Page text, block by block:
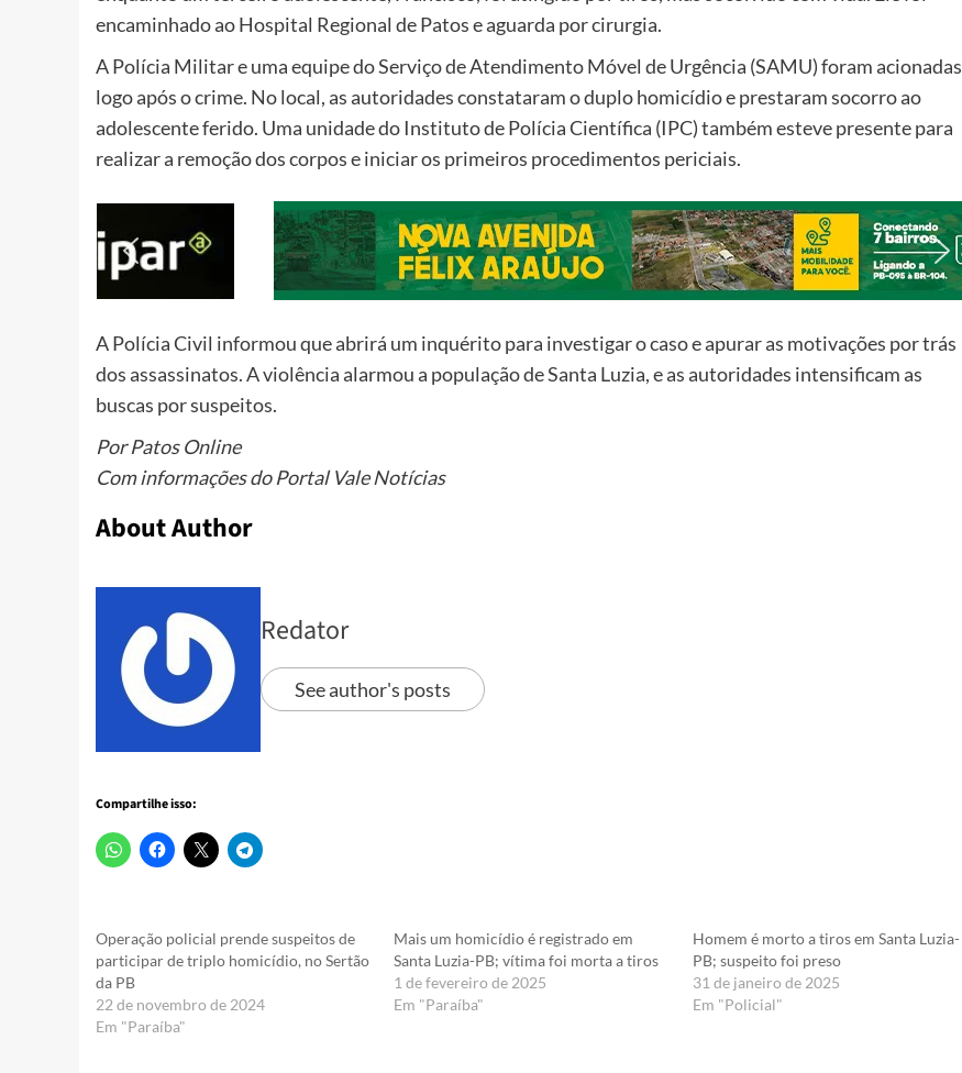
encaminhado ao Hospital Regional de Patos e aguarda por cirurgia.
A Polícia Militar e uma equipe do Serviço de Atendimento Móvel de Urgência (SAMU) foram acionadas
logo após o crime. No local, as autoridades constataram o duplo homicídio e prestaram socorro ao
adolescente ferido. Uma unidade do Instituto de Polícia Científica (IPC) também esteve presente para
realizar a remoção dos corpos e iniciar os primeiros procedimentos periciais.
A Polícia Civil informou que abrirá um inquérito para investigar o caso e apurar as motivações por trás
dos assassinatos. A violência alarmou a população de Santa Luzia, e as autoridades intensificam as
buscas por suspeitos.
Por Patos Online
Com informações do Portal Vale Notícias
About Author
Redator
See author's posts
Compartilhe isso:
Operação policial prende suspeitos de
participar de triplo homicídio, no Sertão
da PB
22 de novembro de 2024
Em "Paraíba"
Mais um homicídio é registrado em
Santa Luzia-PB; vítima foi morta a tiros
1 de fevereiro de 2025
Em "Paraíba"
Homem é morto a tiros em Santa Luzia-
PB; suspeito foi preso
31 de janeiro de 2025
Em "Policial"